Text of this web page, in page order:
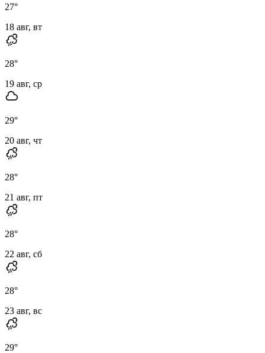
27°
18 авг, вт
28°
19 авг, ср
29°
20 авг, чт
28°
21 авг, пт
28°
22 авг, сб
28°
23 авг, вс
29°